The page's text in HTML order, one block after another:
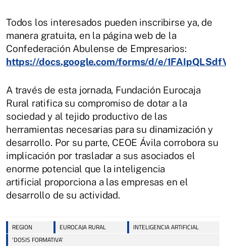
Todos los interesados pueden inscribirse ya, de
manera gratuita, en la página web de la
Confederación Abulense de Empresarios:
https://docs.google.com/forms/d/e/
A través de esta jornada, Fundación Eurocaja
Rural ratifica su compromiso de dotar a la
sociedad y al tejido productivo de las
herramientas necesarias para su dinamización y
desarrollo. Por su parte, CEOE Ávila corrobora su
implicación por trasladar a sus asociados el
enorme potencial que la inteligencia
artificial proporciona a las empresas en el
desarrollo de su actividad.
REGION EUROCAJA RURAL
INTELIGENCIA ARTIFICIAL
'DOSIS FORMATIVA'